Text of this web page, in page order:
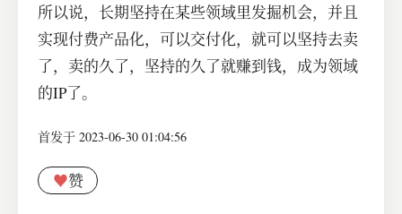
所以说，长期坚持在某些领域里发掘机会，并且
实现付费产品化，可以交付化，就可以坚持去卖
了，卖的久了，坚持的久了就赚到钱，成为领域
的IP了。
首发于 2023-06-30 01:04:56
♥赞